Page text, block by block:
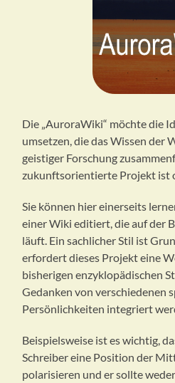
Die „AuroraWiki“ möchte die
umsetzen, die das Wissen der
geistiger Forschung
zukunftsorientierte Projekt ist
Sie können hier einerseits
einer Wiki editiert, die auf der
läuft. Ein sachlicher Stil ist
erfordert dieses Projekt eine
bisherigen enzyklopädischen
Gedanken von verschiedenen
Persönlichkeiten integriert
Beispielsweise ist es wichtig,
Schreiber eine Position der
polarisieren und er sollte